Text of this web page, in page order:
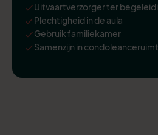
Uitvaartverzorger ter
Plechtigheid in de aula
Gebruik familiekamer
Samenzijn in